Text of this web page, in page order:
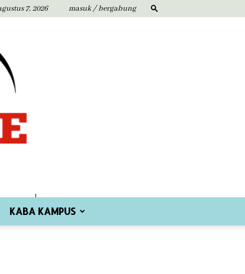
7, 2026 masuk / bergabung
KABA KAMPUS